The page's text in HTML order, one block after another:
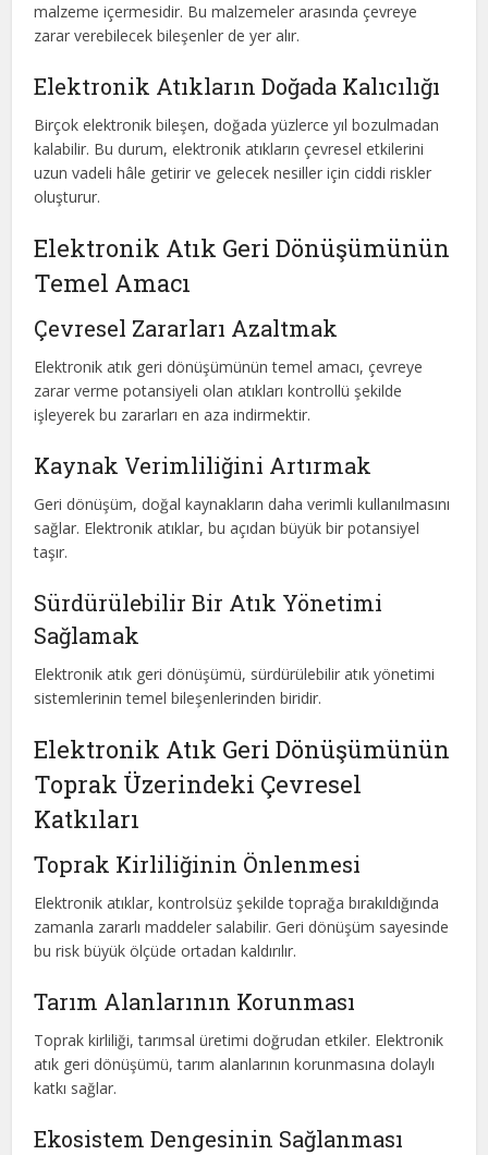
malzeme içermesidir. Bu malzemeler arasında çevreye
zarar verebilecek bileşenler de yer alır.
Elektronik Atıkların Doğada Kalıcılığı
Birçok elektronik bileşen, doğada yüzlerce yıl bozulmadan
kalabilir. Bu durum, elektronik atıkların çevresel etkilerini
uzun vadeli hâle getirir ve gelecek nesiller için ciddi riskler
oluşturur.
Elektronik Atık Geri Dönüşümünün
Temel Amacı
Çevresel Zararları Azaltmak
Elektronik atık geri dönüşümünün temel amacı, çevreye
zarar verme potansiyeli olan atıkları kontrollü şekilde
işleyerek bu zararları en aza indirmektir.
Kaynak Verimliliğini Artırmak
Geri dönüşüm, doğal kaynakların daha verimli kullanılmasını
sağlar. Elektronik atıklar, bu açıdan büyük bir potansiyel
taşır.
Sürdürülebilir Bir Atık Yönetimi
Sağlamak
Elektronik atık geri dönüşümü, sürdürülebilir atık yönetimi
sistemlerinin temel bileşenlerinden biridir.
Elektronik Atık Geri Dönüşümünün
Toprak Üzerindeki Çevresel
Katkıları
Toprak Kirliliğinin Önlenmesi
Elektronik atıklar, kontrolsüz şekilde toprağa bırakıldığında
zamanla zararlı maddeler salabilir. Geri dönüşüm sayesinde
bu risk büyük ölçüde ortadan kaldırılır.
Tarım Alanlarının Korunması
Toprak kirliliği, tarımsal üretimi doğrudan etkiler. Elektronik
atık geri dönüşümü, tarım alanlarının korunmasına dolaylı
katkı sağlar.
Ekosistem Dengesinin Sağlanması